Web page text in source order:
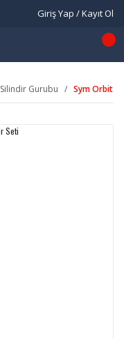
Giriş Yap / Kayıt Ol
Silindir Gurubu Sym Orbit